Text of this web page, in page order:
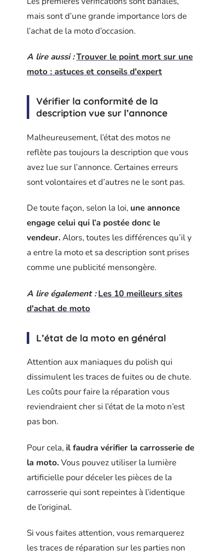
mais sont d’une grande importance lors de
l’achat de la moto d’occasion.
A lire aussi :Trouver le point mort sur une
moto : astuces et conseils d'expert
Vérifier la conformité de la
description vue sur l’annonce
Malheureusement, l’état des motos ne
reflète pas toujours la description que vous
avez lue sur l’annonce. Certaines erreurs
sont volontaires et d’autres ne le sont pas.
De toute façon, selon la loi, une annonce
engage celui qui l’a postée donc le
vendeur.Alors, toutes les différences qu’il y
a entre la moto et sa description sont prises
comme une publicité mensongère.
A lire également : Les 10 meilleurs sites
d'achat de moto
L’état de la moto en général
Attention aux maniaques du polish qui
dissimulent les traces de fuites ou de chute.
Les coûts pour faire la réparation vous
reviendraient cher si l’état de la moto n’est
pas bon.
Pour cela, il faudra vérifier la carrosserie de
la moto.Vous pouvez utiliser la lumière
artificielle pour déceler les pièces de la
carrosserie qui sont repeintes à l’identique
de l’original.
Si vous faites attention, vous remarquerez
les traces de réparation sur les parties non